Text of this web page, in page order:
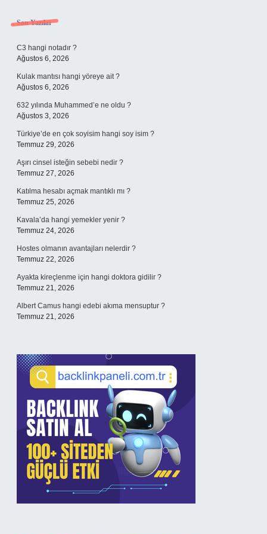
Sidebar
Son Yazılar
C3 hangi notadır ?
Ağustos 6, 2026
Kulak mantısı hangi yöreye ait ?
Ağustos 6, 2026
632 yılında Muhammed’e ne oldu ?
Ağustos 3, 2026
Türkiye’de en çok soyisim hangi soy isim ?
Temmuz 29, 2026
Aşırı cinsel isteğin sebebi nedir ?
Temmuz 27, 2026
Katılma hesabı açmak mantıklı mı ?
Temmuz 25, 2026
Kavala’da hangi yemekler yenir ?
Temmuz 24, 2026
Hostes olmanın avantajları nelerdir ?
Temmuz 22, 2026
Ayakta kireçlenme için hangi doktora gidilir ?
Temmuz 21, 2026
Albert Camus hangi edebi akıma mensuptur ?
Temmuz 21, 2026